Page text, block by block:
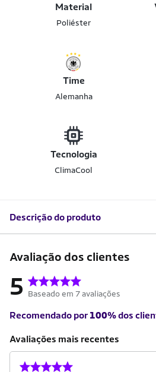
Material
Poliéster
Time
Alemanha
Tecnologia
ClimaCool
Descrição do produto
Avaliação dos clientes
5 Baseado em 7 avaliações
Recomendado por 100%dos
Avaliações mais recentes